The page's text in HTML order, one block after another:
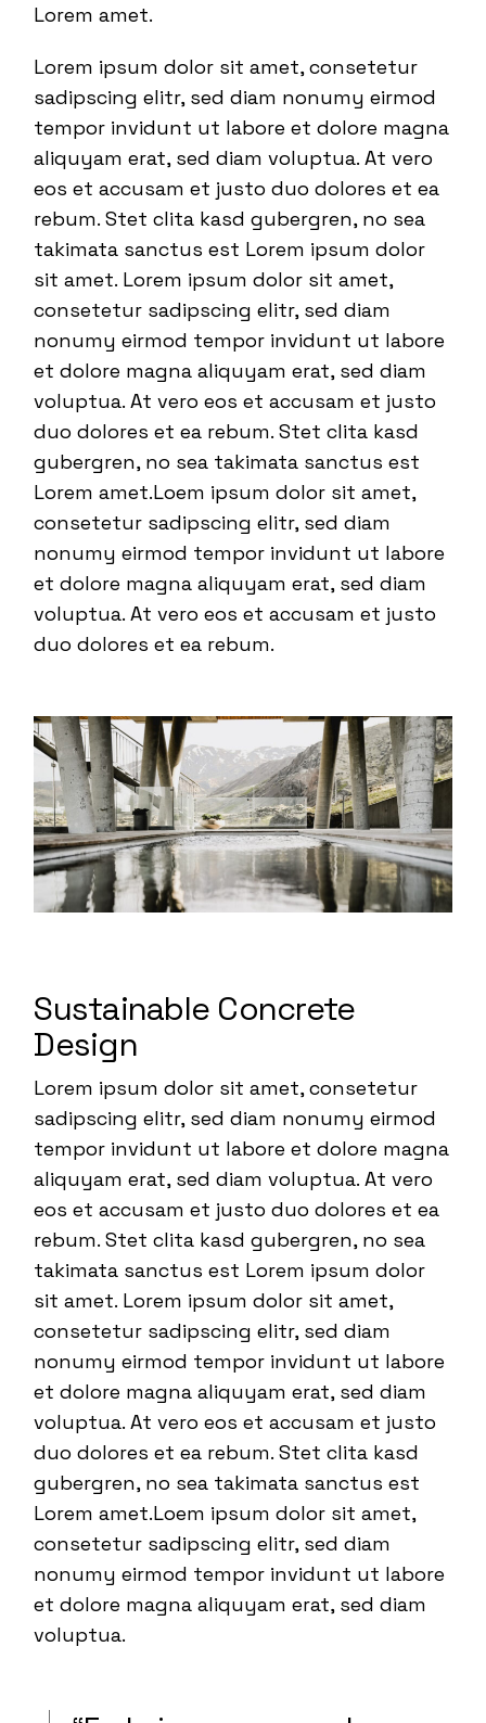
Lorem amet.
Lorem ipsum dolor sit amet, consetetur
sadipscing elitr, sed diam nonumy eirmod
tempor invidunt ut labore et dolore magna
aliquyam erat, sed diam voluptua. At vero
eos et accusam et justo duo dolores et ea
rebum. Stet clita kasd gubergren, no sea
takimata sanctus est Lorem ipsum dolor
sit amet. Lorem ipsum dolor sit amet,
consetetur sadipscing elitr, sed diam
nonumy eirmod tempor invidunt ut labore
et dolore magna aliquyam erat, sed diam
voluptua. At vero eos et accusam et justo
duo dolores et ea rebum. Stet clita kasd
gubergren, no sea takimata sanctus est
Lorem amet.Loem ipsum dolor sit amet,
consetetur sadipscing elitr, sed diam
nonumy eirmod tempor invidunt ut labore
et dolore magna aliquyam erat, sed diam
voluptua. At vero eos et accusam et justo
duo dolores et ea rebum.
Sustainable Concrete
Design
Lorem ipsum dolor sit amet, consetetur
sadipscing elitr, sed diam nonumy eirmod
tempor invidunt ut labore et dolore magna
aliquyam erat, sed diam voluptua. At vero
eos et accusam et justo duo dolores et ea
rebum. Stet clita kasd gubergren, no sea
takimata sanctus est Lorem ipsum dolor
sit amet. Lorem ipsum dolor sit amet,
consetetur sadipscing elitr, sed diam
nonumy eirmod tempor invidunt ut labore
et dolore magna aliquyam erat, sed diam
voluptua. At vero eos et accusam et justo
duo dolores et ea rebum. Stet clita kasd
gubergren, no sea takimata sanctus est
Lorem amet.Loem ipsum dolor sit amet,
consetetur sadipscing elitr, sed diam
nonumy eirmod tempor invidunt ut labore
et dolore magna aliquyam erat, sed diam
voluptua.